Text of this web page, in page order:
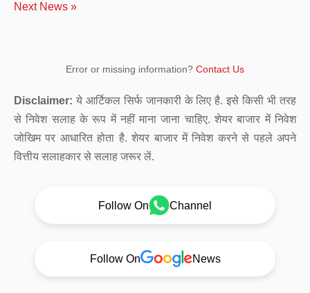
Next News »
Error or missing information? Contact Us
Disclaimer: ये आर्टिकल सिर्फ जानकारी के लिए है. इसे किसी भी तरह
से निवेश सलाह के रूप में नहीं माना जाना चाहिए. शेयर बाजार में निवेश
जोखिम पर आधारित होता है. शेयर बाजार में निवेश करने से पहले अपने
वित्तीय सलाहकार से सलाह जरूर लें.
Follow On Channel
Follow On News